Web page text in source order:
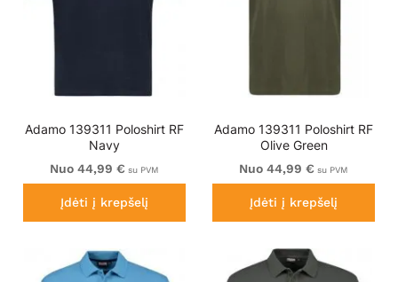
Adamo 139311 Poloshirt RF
Navy
Nuo 44,99 € su PVM
Įdėti į krepšelį
Adamo 139311 Poloshirt RF
Olive Green
Nuo 44,99 € su PVM
Įdėti į krepšelį